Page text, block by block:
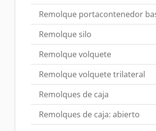
Remolque portacontenedor
Remolque silo
Remolque volquete
Remolque volquete trilateral
Remolques de caja
Remolques de caja: abierto